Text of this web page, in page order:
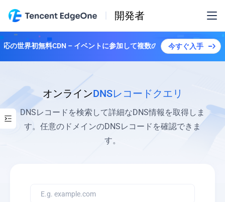
開発者
世界初無料CDN – イベントに参加して複数のプランを解除しよう！
今すぐ入手
オンラインDNSレコードクエリ
DNSレコードを検索して詳細なDNS情報を取得しま
す。任意のドメインのDNSレコードを確認できま
す。